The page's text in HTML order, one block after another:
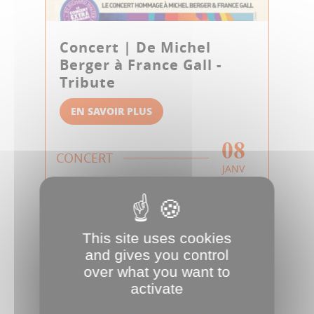
Concert | De Michel
Berger à France Gall -
Tribute
EN SAVOIR PLUS
CONCERT 08
JANV
This site uses cookies
and gives you control
over what you want to
activate